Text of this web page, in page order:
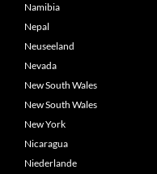
Namibia
Nepal
Neuseeland
Nevada
New South Wales
New South Wales
New York
Nicaragua
Niederlande